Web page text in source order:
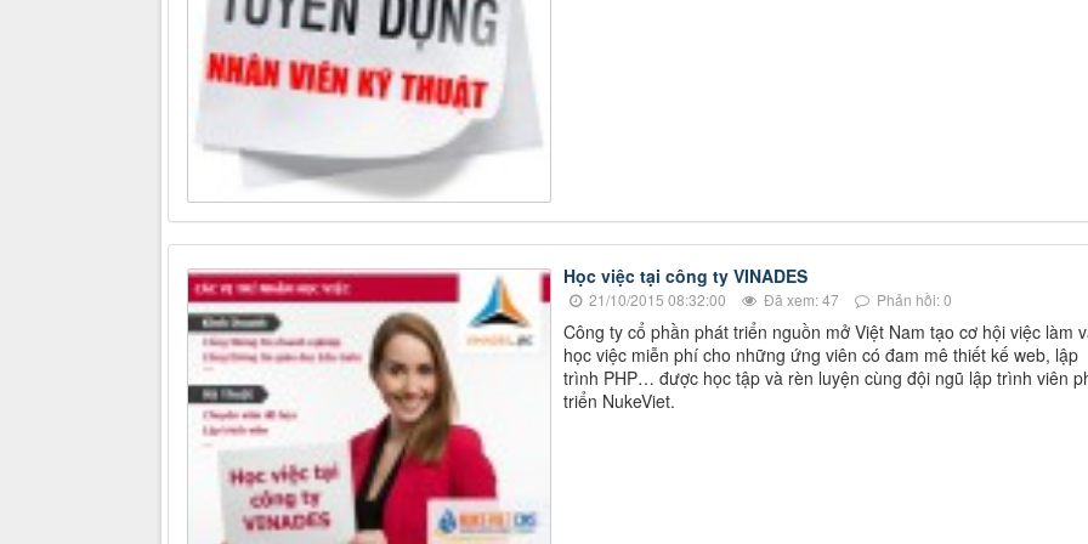
Học việc tại công ty VINADES
21/10/2015 08:32:00 Đã xem: 47 Phản hồi: 0
Công ty cổ phần phát triển nguồn mở Việt Nam tạo cơ hội việc làm
học việc miễn phí cho những ứng viên có đam mê thiết kế web, lập
trình PHP… được học tập và rèn luyện cùng đội ngũ lập trình viên
triển NukeViet.